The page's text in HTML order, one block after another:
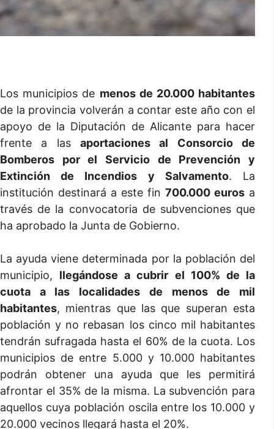
Los municipios de menos de 20.000 habitantes
de la provincia volverán a contar este año con el
apoyo de la Diputación de Alicante para hacer
frente a las aportaciones al Consorcio de
Bomberos por el Servicio de Prevención y
Extinción de Incendios y Salvamento. La
institución destinará a este fin 700.000 euros a
través de la convocatoria de subvenciones que
ha aprobado la Junta de Gobierno.
La ayuda viene determinada por la población del
municipio, llegándose a cubrir el 100% de la
cuota a las localidades de menos de mil
habitantes, mientras que las que superan esta
población y no rebasan los cinco mil habitantes
tendrán sufragada hasta el 60% de la cuota. Los
municipios de entre 5.000 y 10.000 habitantes
podrán obtener una ayuda que les permitirá
afrontar el 35% de la misma. La subvención para
aquellos cuya población oscila entre los 10.000 y
20.000 vecinos llegará hasta el 20%.